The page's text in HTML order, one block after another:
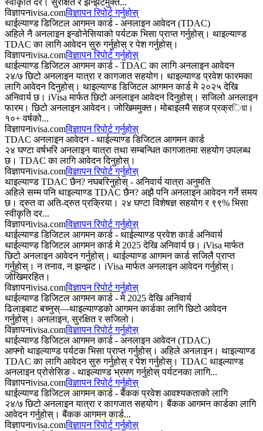
स्वीकृति दर। सुरक्षित र झन्झटमुक्त...
विज्ञापनivisa.comविज्ञापन रिपोर्ट गर्नुहोस्
थाईल्याण्ड डिजिटल आगमन कार्ड - अनलाइन आवेदन (TDAC)
अहिले नै अनलाइन इन्डोनेसियाको पर्यटक भिसा प्राप्त गर्नुहोस्। थाइल्याण्ड
TDAC का लागि आवेदन सुरु गर्नुहोस् र पेश गर्नुहोस्।
विज्ञापनivisa.comविज्ञापन रिपोर्ट गर्नुहोस्
थाईल्याण्ड डिजिटल आगमन कार्ड - TDAC का लागि अनलाइन आवेदन
२४/७ छिटो अनलाइन यात्रा र कागजात सहयोग। थाइल्याण्ड प्रवेश फारमका
लागि आवेदन दिनुहोस्। थाइल्याण्ड डिजिटल आगमन कार्ड मे २०२५ देखि
अनिवार्य छ। iVisa मार्फत छिटो अनलाइन आवेदन दिनुहोस्। सजिलो अनलाइन
फारम। छिटो अनलाइन आवेदन। जोखिममुक्त। मोबाइलमै सहज प्रक्रিয়া।
१०+ वर्षको...
विज्ञापनivisa.comविज्ञापन रिपोर्ट गर्नुहोस्
TDAC अनलाइन आवेदन - थाईल्याण्ड डिजिटल आगमन कार्ड
२४ घण्टा वर्षभरि अनलाइन यात्रा तथा सम्बन्धित कागजातमा सहयोग उपलब्ध
छ। TDAC का लागि आवेदन दिनुहोस्।
विज्ञापनivisa.comविज्ञापन रिपोर्ट गर्नुहोस्
थाइल्याण्ड TDAC छैन? नघबरिनुहोस् - अनिवार्य यात्रा अनुमति
अहिले सम्म पनि थाइल्याण्ड TDAC छैन? अझै पनि अनलाइन आवेदन गर्ने समय
छ। द्रुत वा अति-द्रुत प्रक्रिया। २४ घण्टा विशेषज्ञ सहयोग र ९९% भिसा
स्वीकृति दर...
विज्ञापनivisa.comविज्ञापन रिपोर्ट गर्नुहोस्
थाईल्याण्ड डिजिटल आगमन कार्ड - थाईल्याण्ड प्रवेश कार्ड अनिवार्य
थाईल्याण्ड डिजिटल आगमन कार्ड मे 2025 देखि अनिवार्य छ। iVisa मार्फत
छिटो अनलाइन आवेदन गर्नुहोस्। थाईल्याण्ड आगमन कार्ड सजिलै प्राप्त
गर्नुहोस्। न तनाव, न झन्झट। iVisa मार्फत अनलाइन आवेदन गर्नुहोस्।
जोखिमरहित।
विज्ञापनivisa.comविज्ञापन रिपोर्ट गर्नुहोस्
थाईल्याण्ड डिजिटल आगमन कार्ड - मे 2025 देखि अनिवार्य
ढिलाइबाट बच्नुस्—थाइल्याण्डको आगमन कार्डका लागि छिटो आवेदन
गर्नुहोस्। अनलाइन, सुरक्षित र सजिलो।
विज्ञापनivisa.comविज्ञापन रिपोर्ट गर्नुहोस्
थाईल्याण्ड डिजिटल आगमन कार्ड - अनलाइन आवेदन (TDAC)
आफ्नो थाइल्याण्ड पर्यटक भिसा प्राप्त गर्नुहोस्। अहिले अनलाइन। थाइल्याण्ड
TDAC का लागि आवेदन सुरु गर्नुहोस् र पेश गर्नुहोस्। TDAC थाइल्याण्ड
अनलाइन प्रोसेसिङ - थाइल्याण्ड भ्रमण गर्नुहोस् पर्यटनका लागि...
विज्ञापनivisa.comविज्ञापन रिपोर्ट गर्नुहोस्
थाईल्याण्ड डिजिटल आगमन कार्ड - बैंकक प्रवेश आवश्यकताको लागि
२४/७ छिटो अनलाइन यात्रा र कागजात सहयोग। बैंकक आगमन कार्डका लागि
आवेदन गर्नुहोस्। बैंकक आगमन कार्ड...
विज्ञापनivisa.comविज्ञापन रिपोर्ट गर्नुहोस्